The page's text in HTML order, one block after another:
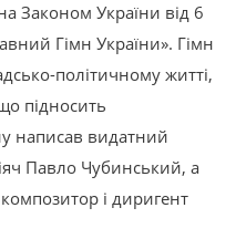
Законом України від 6
Гімн України». Гімн
політичному житті,
підносить
написав видатний
Павло Чубинський, а
і диригент